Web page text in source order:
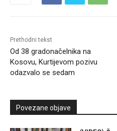
Prethodni tekst
Od 38 gradonačelnika na
Kosovu, Kurtijevom pozivu
odazvalo se sedam
Povezane objave